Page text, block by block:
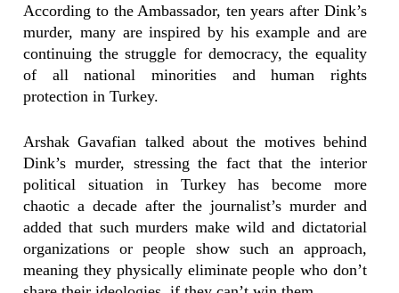
According to the Ambassador, ten years after Dink’s
murder, many are inspired by his example and are
continuing the struggle for democracy, the equality
of all national minorities and human rights
protection in Turkey.
Arshak Gavafian talked about the motives behind
Dink’s murder, stressing the fact that the interior
political situation in Turkey has become more
chaotic a decade after the journalist’s murder and
added that such murders make wild and dictatorial
organizations or people show such an approach,
meaning they physically eliminate people who don’t